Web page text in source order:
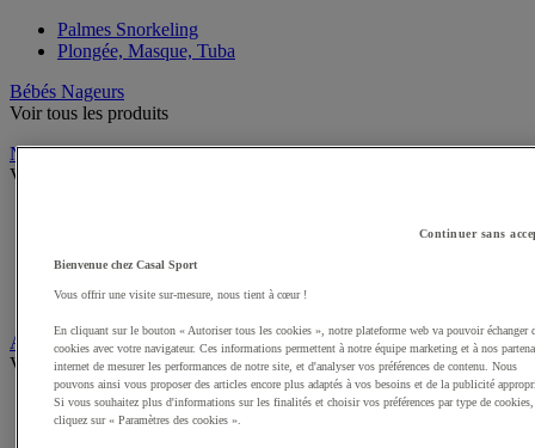
Palmes Snorkeling
Plongée, Masque, Tuba
Bébés Nageurs
Voir tous les produits
Natation
Voir tous les produits
Palmes, Plaquettes Natation
Mannequins sauvetage
Aquagym et Aquabike
Voir tous les produits
Matériel Aquagym
Aquabike, vélos elliptiques, tapis de course aquatique
Continuer sans
Bienvenue chez Casal Sport
Vous offrir une visite sur-mesure, nous tient à cœur !
En cliquant sur le bouton « Autoriser tous les cookies », notre plateforme web va pouvoir échanger
cookies avec votre navigateur. Ces informations permettent à notre équipe marketing et à nos
internet de mesurer les performances de notre site, et d'analyser vos préférences de contenu. Nous
pouvons ainsi vous proposer des articles encore plus adaptés à vos besoins et de la publicité
Si vous souhaitez plus d'informations sur les finalités et choisir vos préférences par type de cookies,
cliquez sur « Paramètres des cookies ».